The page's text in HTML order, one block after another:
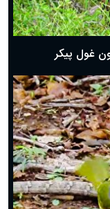
غول پیکر